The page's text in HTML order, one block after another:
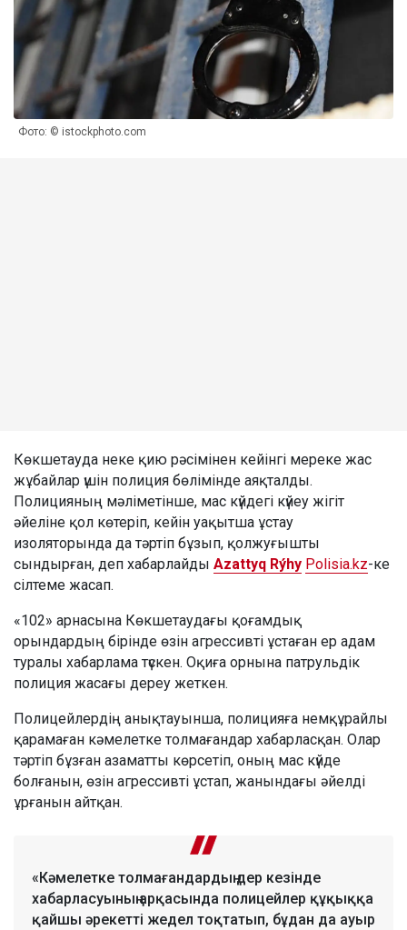
Фото: © istockphoto.com
Көкшетауда неке қию рәсімінен кейінгі мереке жас
жұбайлар үшін полиция бөлімінде аяқталды.
Полицияның мәліметінше, мас күйдегі күйеу жігіт
әйеліне қол көтеріп, кейін уақытша ұстау
изоляторында да тәртіп бұзып, қолжуғышты
сындырған, деп хабарлайды Azattyq Rýhy Polisia.kz-ке
сілтеме жасап.
«102» арнасына Көкшетаудағы қоғамдық
орындардың бірінде өзін агрессивті ұстаған ер адам
туралы хабарлама түскен. Оқиға орнына патрульдік
полиция жасағы дереу жеткен.
Полицейлердің анықтауынша, полицияға немқұрайлы
қарамаған кәмелетке толмағандар хабарласқан. Олар
тәртіп бұзған азаматты көрсетіп, оның мас күйде
болғанын, өзін агрессивті ұстап, жанындағы әйелді
ұрғанын айтқан.
«Кәмелетке толмағандардың дер кезінде
хабарласуының арқасында полицейлер құқыққа
қайшы әрекетті жедел тоқтатып, бұдан да ауыр